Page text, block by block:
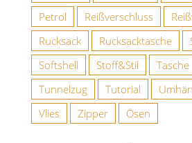
Petrol
Reißverschluss
Rucksack
Rucksacktasche
Softshell
Stoff&Stil Tasche
Tunnelzug
Tutorial
Vlies
Zipper Ösen